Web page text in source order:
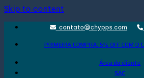
Skip to content
contato@chypps.com
PRIMEIRA COMPRA: 5% OFF COM O
Área do cliente
SAC